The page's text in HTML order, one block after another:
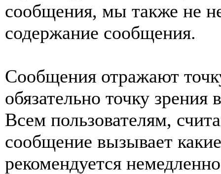
сообщения, мы также не
содержание сообщения.
Сообщения отражают
обязательно точку
Всем пользователям,
сообщение вызывает
рекомендуется